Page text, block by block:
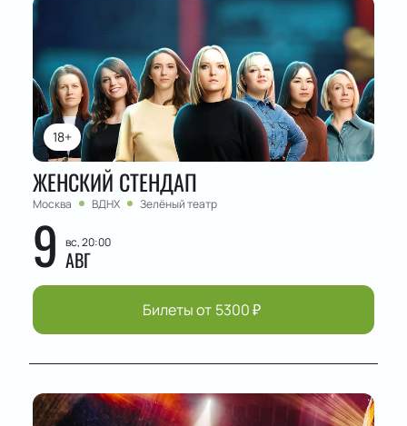
18+
ЖЕНСКИЙ СТЕНДАП
Москва ВДНХ Зелёный театр
9 вс, 20:00
АВГ
Билеты от 5300₽